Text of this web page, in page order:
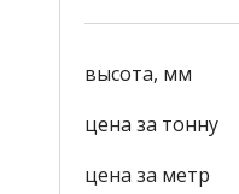
высота, мм
цена за тонну
цена за метр